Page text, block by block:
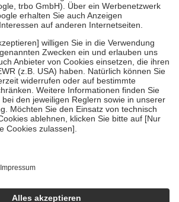
Versicherten für ihre eigene Gesundheit zu
Stellung der Familie zu unterstützen,
an bei:
bis zum vollendeten 18. Lebensjahr
Vorsorge und Früherkennung, die von der
dass es sich um echte Bewertungen
hc/de/articles/4419944605341